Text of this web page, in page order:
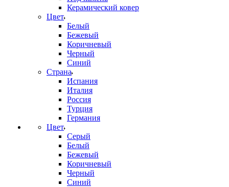
Керамический ковер
Цвет
Белый
Бежевый
Коричневый
Черный
Синий
Страна
Испания
Италия
Россия
Турция
Германия
Цвет
Серый
Белый
Бежевый
Коричневый
Черный
Синий